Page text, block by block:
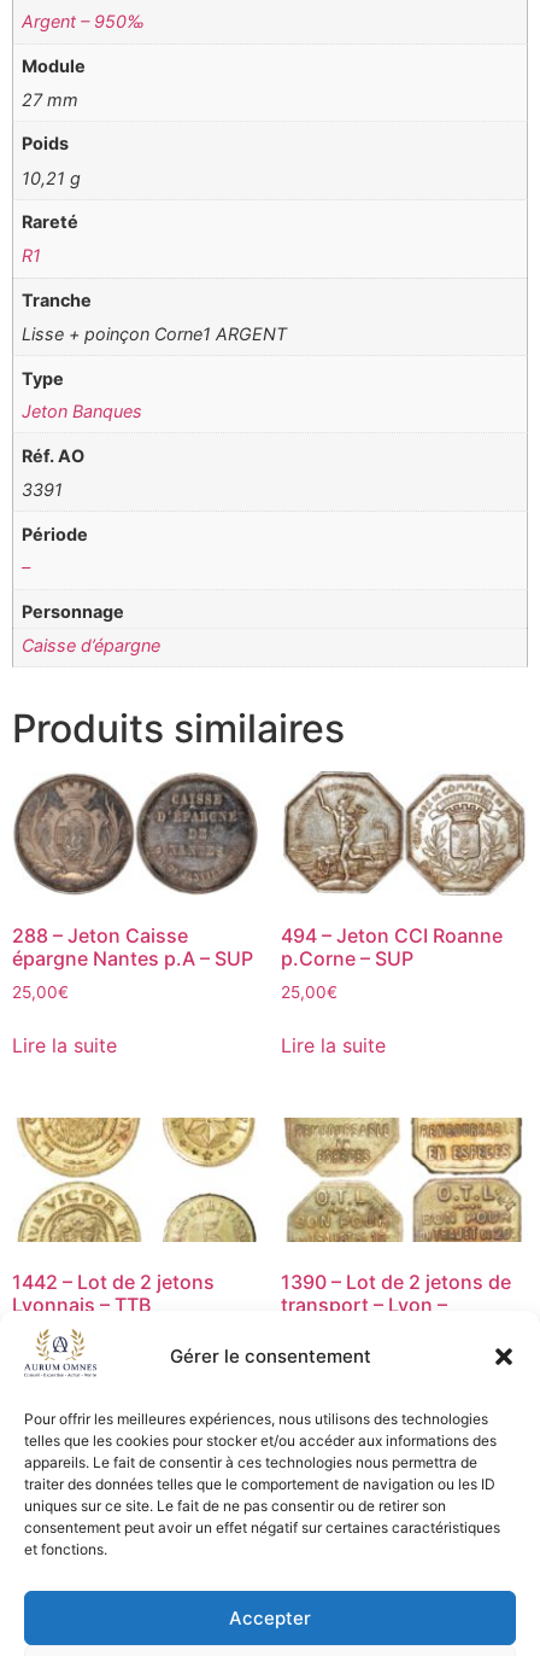
Gérer le consentement
Pour offrir les meilleures expériences, nous utilisons des technologies
telles que les cookies pour stocker et/ou accéder aux informations des
appareils. Le fait de consentir à ces technologies nous permettra de
traiter des données telles que le comportement de navigation ou les ID
uniques sur ce site. Le fait de ne pas consentir ou de retirer son
consentement peut avoir un effet négatif sur certaines caractéristiques
et fonctions.
Accepter
Argent – 950‰
Module
27 mm
Poids
10,21 g
Rareté
R1
Tranche
Lisse + poinçon Corne1 ARGENT
Type
Jeton Banques
Réf. AO
3391
Période
–
Personnage
Caisse d’épargne
Produits similaires
288 – Jeton Caisse
épargne Nantes p.A – SUP
25,00€
Lire la suite
494 – Jeton CCI Roanne
p.Corne – SUP
25,00€
Lire la suite
1442 – Lot de 2 jetons
Lyonnais – TTB
25,00€
1390 – Lot de 2 jetons de
transport – Lyon –
15,00€
Ajouter au panier
CGV - CGL
Copyright © 2026 Aurum Omnes